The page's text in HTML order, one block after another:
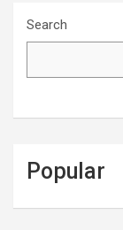
Search
Popular